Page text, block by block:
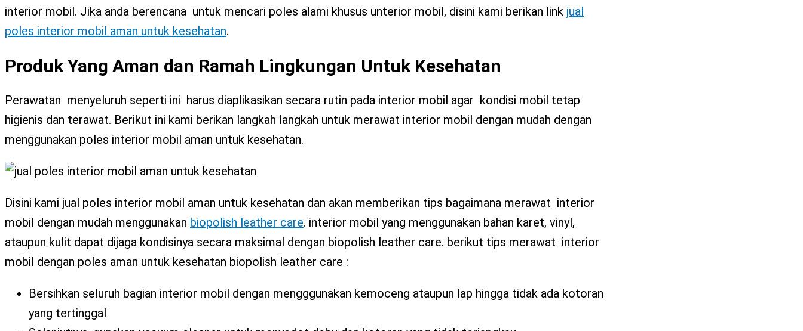
interior mobil. Jika anda berencana untuk mencari poles alami khusus unterior mobil, disini kami berikan link jual
poles interior mobil aman untuk kesehatan.
Produk Yang Aman dan Ramah Lingkungan Untuk Kesehatan
Perawatan menyeluruh seperti ini harus diaplikasikan secara rutin pada interior mobil agar kondisi mobil tetap
higienis dan terawat. Berikut ini kami berikan langkah langkah untuk merawat interior mobil dengan mudah dengan
menggunakan poles interior mobil aman untuk kesehatan.
Disini kami jual poles interior mobil aman untuk kesehatan dan akan memberikan tips bagaimana merawat interior
mobil dengan mudah menggunakan biopolish leather care. interior mobil yang menggunakan bahan karet, vinyl,
ataupun kulit dapat dijaga kondisinya secara maksimal dengan biopolish leather care. berikut tips merawat interior
mobil dengan poles aman untuk kesehatan biopolish leather care :
Bersihkan seluruh bagian interior mobil dengan mengggunakan kemoceng ataupun lap hingga tidak ada kotoran
yang tertinggal